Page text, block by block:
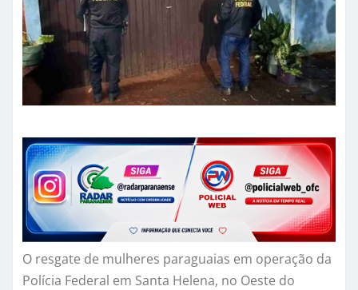
O resgate de mulheres paraguaias em operação da
Polícia Federal em Santa Helena, no Oeste do